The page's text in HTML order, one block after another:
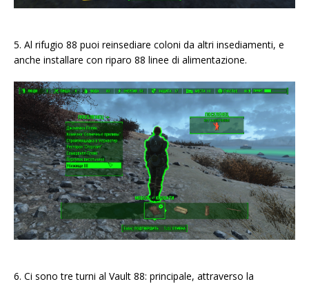
5. Al rifugio 88 puoi reinsediare coloni da altri insediamenti, e
anche installare con riparo 88 linee di alimentazione.
6. Ci sono tre turni al Vault 88: principale, attraverso la